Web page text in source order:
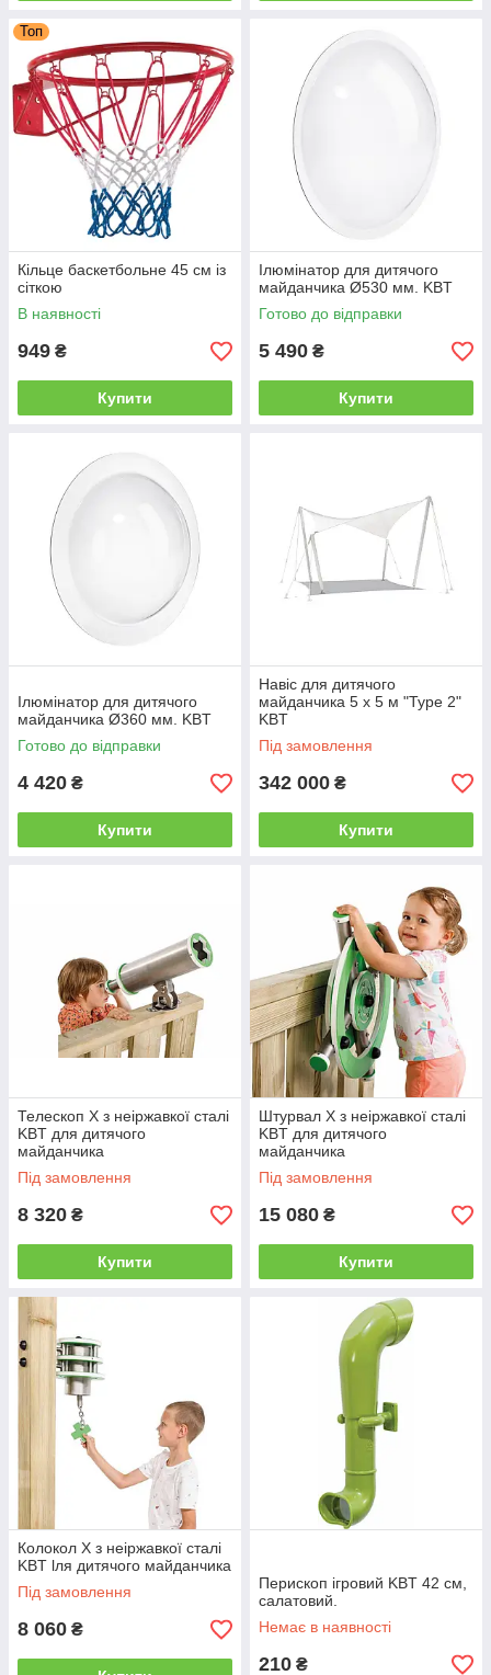
Топ
Кільце баскетбольне 45 см із
сіткою
В наявності
949 ₴
Купити
Ілюмінатор для дитячого
майданчика Ø530 мм. KBT
Готово до відправки
5 490 ₴
Купити
Ілюмінатор для дитячого
майданчика Ø360 мм. KBT
Готово до відправки
4 420 ₴
Купити
Навіс для дитячого
майданчика 5 x 5 м "Type 2"
KBT
Під замовлення
342 000 ₴
Купити
Телескоп X з неіржавкої сталі
KBT для дитячого
майданчика
Під замовлення
8 320 ₴
Купити
Штурвал X з неіржавкої сталі
KBT для дитячого
майданчика
Під замовлення
15 080 ₴
Купити
Колокол X з неіржавкої сталі
KBT lля дитячого майданчика
Під замовлення
8 060 ₴
Перископ ігровий KBT 42 см,
салатовий.
Немає в наявності
210 ₴